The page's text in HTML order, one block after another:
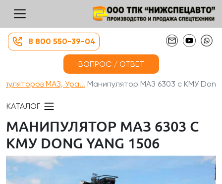
8 800 550-39-04
ВОПРОС / ОТВЕТ
МАЗ, Ура... Манипулятор МАЗ 6303 с КМУ Don...
КАТАЛОГ
МАНИПУЛЯТОР МАЗ 6303 С
КМУ DONG YANG 1506